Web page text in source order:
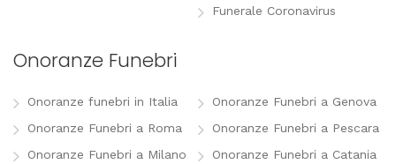
Funerale Coronavirus
Onoranze Funebri
Onoranze funebri in Italia
Onoranze Funebri a Roma
Onoranze Funebri a Milano
Onoranze Funebri a Genova
Onoranze Funebri a Pescara
Onoranze Funebri a Catania